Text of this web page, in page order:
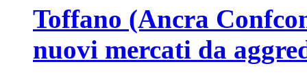
Toffano (Ancra
nuovi mercati da